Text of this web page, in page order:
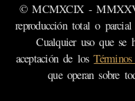
© MCMXCIX -
reproducción total o
Cualquier uso que se
aceptación de los
que operan sobre